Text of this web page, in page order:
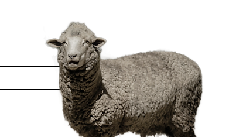
Enviar